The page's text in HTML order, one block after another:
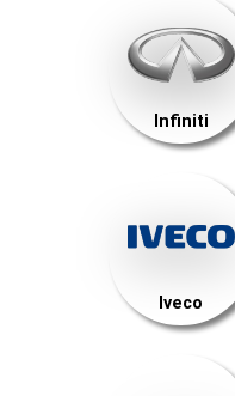
Infiniti
Iveco